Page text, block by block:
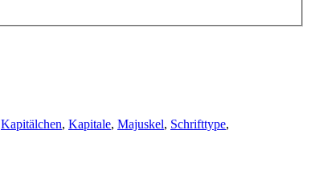
Kapitälchen, Kapitale, Majuskel, Schrifttype,